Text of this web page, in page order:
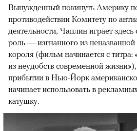
Вынужденный покинуть Америку
противодействии Комитету по
деятельности, Чаплин играет
роль — изгнанного из
короля (фильм начинается с
из неудобств современной
прибытии в Нью-Йорк
начинает использовать в
катушку.